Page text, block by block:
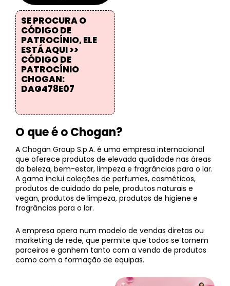
SE PROCURA O
CÓDIGO DE
PATROCÍNIO, ELE
ESTÁ AQUI >>
CÓDIGO DE
PATROCÍNIO
CHOGAN:
DAG478E07
O que é o Chogan?
A Chogan Group S.p.A. é uma empresa internacional
que oferece produtos de elevada qualidade nas áreas
da beleza, bem-estar, limpeza e fragrâncias para o lar.
A gama inclui coleções de perfumes, cosméticos,
produtos de cuidado da pele, produtos naturais e
vegan, produtos de limpeza, produtos de higiene e
fragrâncias para o lar.
A empresa opera num modelo de vendas diretas ou
marketing de rede, que permite que todos se tornem
parceiros e ganhem tanto com a venda de produtos
como com a formação de equipas.